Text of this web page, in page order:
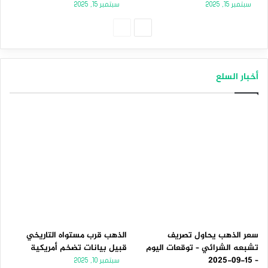
سبتمبر 15, 2025 سبتمبر 15, 2025
أخبار السلع
سعر الذهب يحاول تصريف
تشبعه الشرائي – توقعات اليوم
– 15-09-2025
الذهب قرب مستواه التاريخي
قبيل بيانات تضخم أمريكية
سبتمبر 10, 2025